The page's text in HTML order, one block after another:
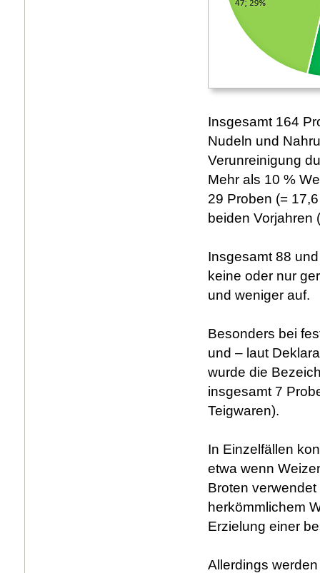
Insgesamt 164
Nudeln und
Verunreinigung
Mehr als 10 %
29 Proben (=
beiden Vorjahren
Insgesamt 88
keine oder nur
und weniger auf.
Besonders bei
und – laut
wurde die
insgesamt 7
Teigwaren).
In Einzelfällen
etwa wenn
Broten
herkömmlichem
Erzielung einer
Allerdings werden